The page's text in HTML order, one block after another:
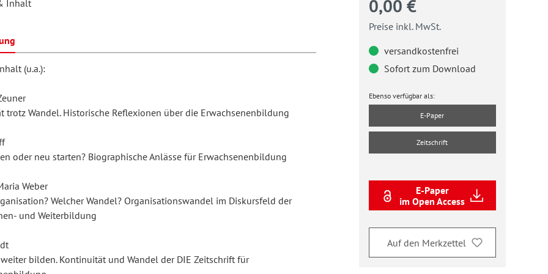
Schule und Unterricht
Arbeit
und Unterrichtsforschung
und
Erwachsenenbildung
Forum
für
Inhalt
(u.a.):
trotz Wandel. Historische Reflexionen über die Erwachsenenbildung
oder neu starten? Biographische Anlässe für Erwachsenenbildung
Weber
Welcher Wandel? Organisationswandel im Diskursfeld der
und Weiterbildung
bilden. Kontinuität und Wandel der DIE Zeitschrift für
0,00 €
Preise inkl. MwSt.
versandkostenfrei
Sofort zum Download
Ebenso verfügbar als:
E-Paper
Zeitschrift
E-Paper
im Open Access
Auf den Merkzettel